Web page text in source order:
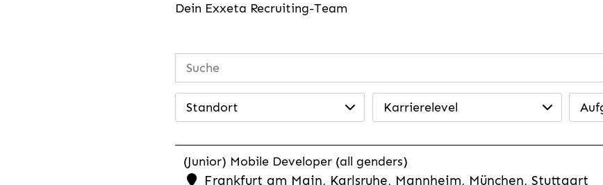
Dein Exxeta Recruiting-Team
Standort Karrierelevel
(Junior) Mobile Developer (all genders)
Frankfurt am Main, Karlsruhe, Mannheim, München, Stuttgart